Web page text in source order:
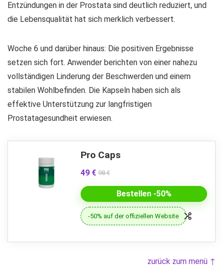
Entzündungen in der Prostata sind deutlich reduziert, und
die Lebensqualität hat sich merklich verbessert.
Woche 6 und darüber hinaus: Die positiven Ergebnisse
setzen sich fort. Anwender berichten von einer nahezu
vollständigen Linderung der Beschwerden und einem
stabilen Wohlbefinden. Die Kapseln haben sich als
effektive Unterstützung zur langfristigen
Prostatagesundheit erwiesen.
Pro Caps
49 € 98 €
Bestellen -50%
-50% auf der offiziellen Website
zurück zum menü ↑